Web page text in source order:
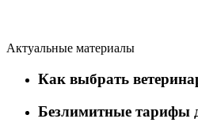
Актуальные материалы
Как выбрать
Безлимитные тарифы